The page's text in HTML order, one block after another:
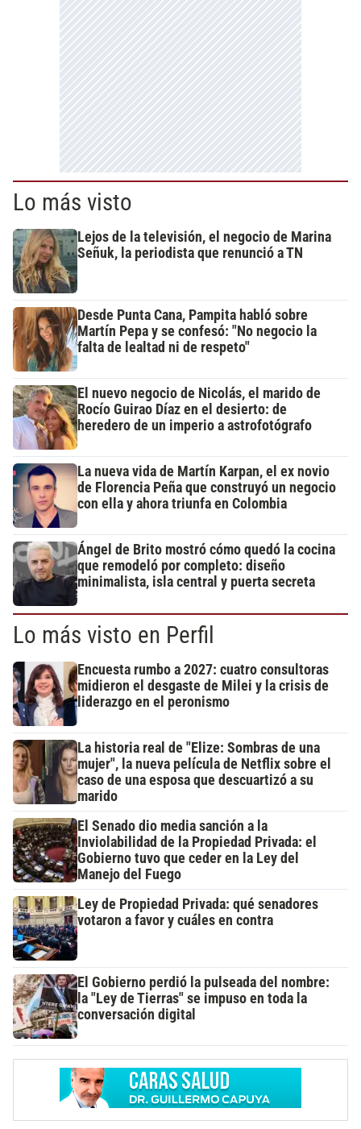
Lo más visto
Lejos de la televisión, el negocio de Marina
Señuk, la periodista que renunció a TN
Desde Punta Cana, Pampita habló sobre
Martín Pepa y se confesó: "No negocio la
falta de lealtad ni de respeto"
El nuevo negocio de Nicolás, el marido de
Rocío Guirao Díaz en el desierto: de
heredero de un imperio a astrofotógrafo
La nueva vida de Martín Karpan, el ex novio
de Florencia Peña que construyó un negocio
con ella y ahora triunfa en Colombia
Ángel de Brito mostró cómo quedó la cocina
que remodeló por completo: diseño
minimalista, isla central y puerta secreta
Lo más visto en Perfil
Encuesta rumbo a 2027: cuatro consultoras
midieron el desgaste de Milei y la crisis de
liderazgo en el peronismo
La historia real de "Elize: Sombras de una
mujer", la nueva película de Netflix sobre el
caso de una esposa que descuartizó a su
marido
El Senado dio media sanción a la
Inviolabilidad de la Propiedad Privada: el
Gobierno tuvo que ceder en la Ley del
Manejo del Fuego
Ley de Propiedad Privada: qué senadores
votaron a favor y cuáles en contra
El Gobierno perdió la pulseada del nombre:
la "Ley de Tierras" se impuso en toda la
conversación digital